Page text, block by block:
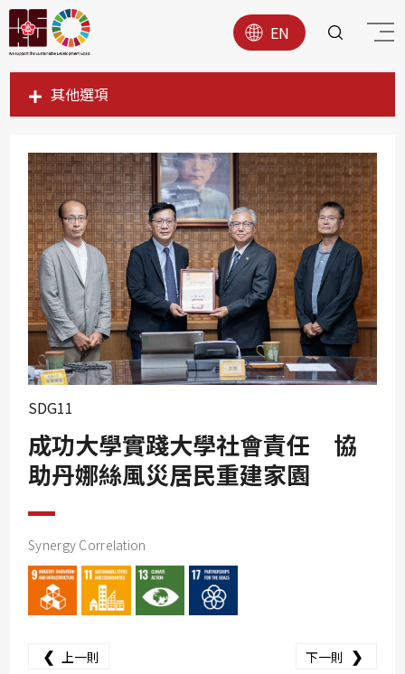
EN
其他選項
SDG1
SDG3
SDG4
SDG5
SDG6
SDG7
SDG8
SDG9
SDG11
SDG12
SDG15
SDG16
SDG11
成功大學實踐大學社會責任 協
助丹娜絲風災居民重建家園
Synergy Correlation
❮ 上一則 下一則 ❯